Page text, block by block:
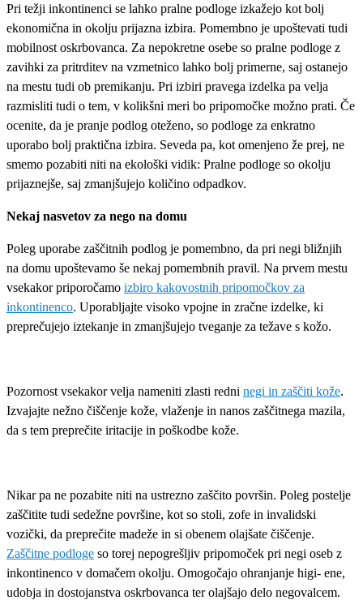
Pri težji inkontinenci se lahko pralne podloge izkažejo kot bolj
ekonomična in okolju prijazna izbira. Pomembno je upoštevati tudi
mobilnost oskrbovanca. Za nepokretne osebe so pralne podloge z
zavihki za pritrditev na vzmetnico lahko bolj primerne, saj ostanejo
na mestu tudi ob premikanju. Pri izbiri pravega izdelka pa velja
razmisliti tudi o tem, v kolikšni meri bo pripomočke možno prati. Če
ocenite, da je pranje podlog oteženo, so podloge za enkratno
uporabo bolj praktična izbira. Seveda pa, kot omenjeno že prej, ne
smemo pozabiti niti na ekološki vidik: Pralne podloge so okolju
prijaznejše, saj zmanjšujejo količino odpadkov.
Nekaj nasvetov za nego na domu
Poleg uporabe zaščitnih podlog je pomembno, da pri negi bližnjih
na domu upoštevamo še nekaj pomembnih pravil. Na prvem mestu
vsekakor priporočamo izbiro kakovostnih pripomočkov za
inkontinenco. Uporabljajte visoko vpojne in zračne izdelke, ki
preprečujejo iztekanje in zmanjšujejo tveganje za težave s kožo.
Pozornost vsekakor velja nameniti zlasti redni negi in zaščiti kože.
Izvajajte nežno čiščenje kože, vlaženje in nanos zaščitnega mazila,
da s tem preprečite iritacije in poškodbe kože.
Nikar pa ne pozabite niti na ustrezno zaščito površin. Poleg postelje
zaščitite tudi sedežne površine, kot so stoli, zofe in invalidski
vozički, da preprečite madeže in si obenem olajšate čiščenje.
Zaščitne podloge so torej nepogrešljiv pripomoček pri negi oseb z
inkontinenco v domačem okolju. Omogočajo ohranjanje higi- ene,
udobja in dostojanstva oskrbovanca ter olajšajo delo negovalcem.